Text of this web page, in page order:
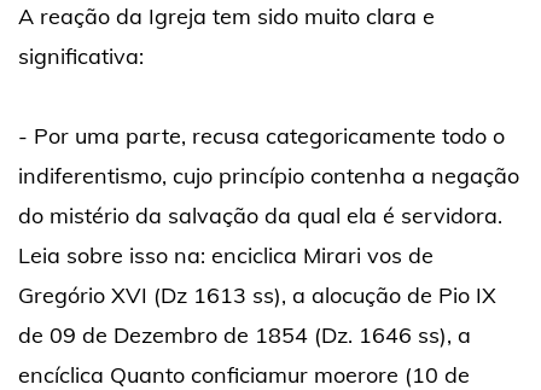
A reação da Igreja tem sido muito clara e
significativa:
- Por uma parte, recusa categoricamente todo o
indiferentismo, cujo princípio contenha a negação
do mistério da salvação da qual ela é servidora.
Leia sobre isso na: enciclica Mirari vos de
Gregório XVI (Dz 1613 ss), a alocução de Pio IX
de 09 de Dezembro de 1854 (Dz. 1646 ss), a
encíclica Quanto conficiamur moerore (10 de